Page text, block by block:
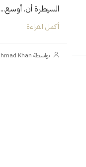
السيطرة أن. أوسع...
أكمل القراءة
بواسطة Ahmad Khan